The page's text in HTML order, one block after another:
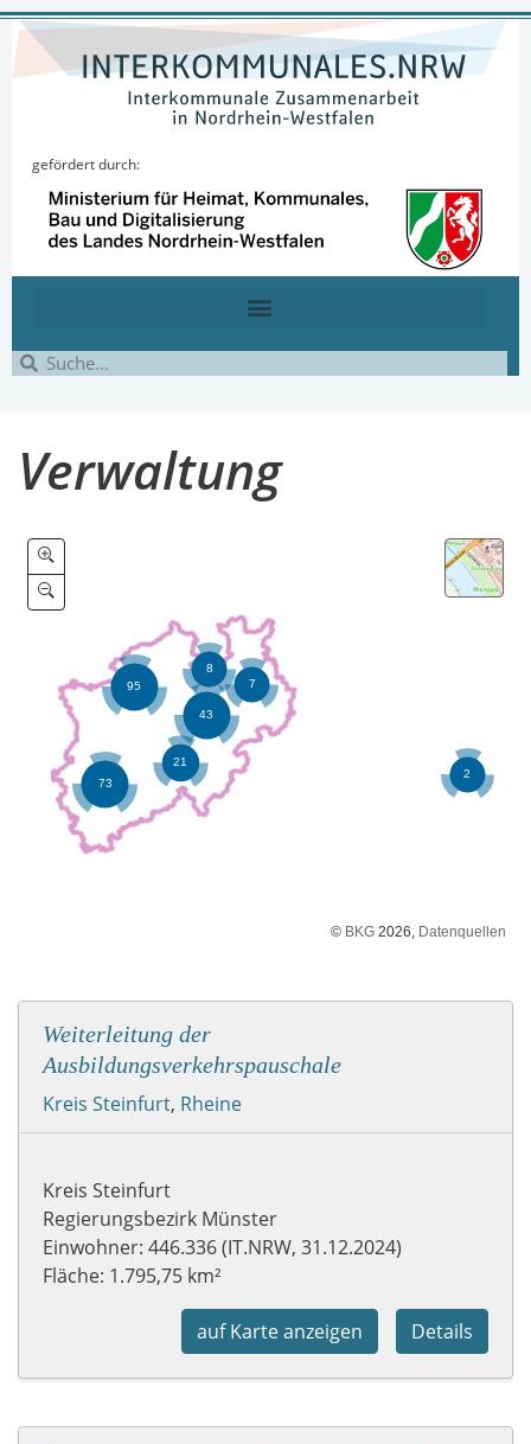
gefördert durch:
Verwaltung
© BKG 2026, Datenquellen
Weiterleitung der
Ausbildungsverkehrspauschale
Kreis Steinfurt, Rheine
Kreis Steinfurt
Regierungsbezirk Münster
Einwohner: 446.336 (IT.NRW, 31.12.2024)
Fläche: 1.795,75 km²
Details
auf Karte anzeigen